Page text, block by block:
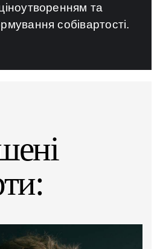
та
собівартості.